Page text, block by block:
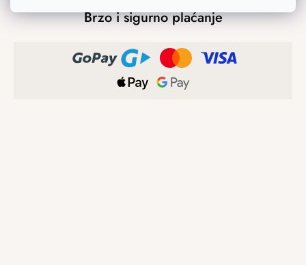
Brzo i sigurno plaćanje